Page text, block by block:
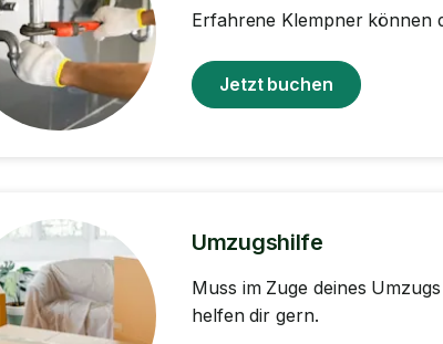
Erfahrene Klempner können
Jetzt buchen
Umzugshilfe
Muss im Zuge deines
helfen dir gern.